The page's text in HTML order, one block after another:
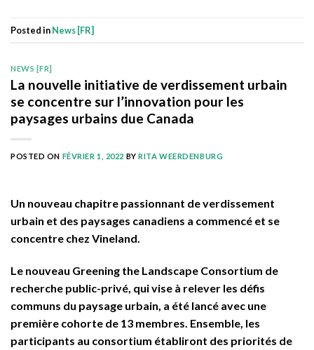
Posted inNews [FR]
NEWS [FR]
La nouvelle initiative de verdissement urbain
se concentre sur l’innovation pour les
paysages urbains due Canada
POSTED ON FÉVRIER 1, 2022 BYRITA WEERDENBURG
Un nouveau chapitre passionnant de verdissement
urbain et des paysages canadiens a commencé et se
concentre chez Vineland.
Le nouveau Greening the Landscape Consortium de
recherche public-privé, qui vise à relever les défis
communs du paysage urbain, a été lancé avec une
première cohorte de 13 membres. Ensemble, les
participants au consortium établiront des priorités de